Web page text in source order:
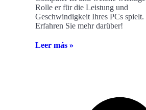
Rolle er für die Leistung und
Geschwindigkeit Ihres PCs spielt.
Erfahren Sie mehr darüber!
Leer más »